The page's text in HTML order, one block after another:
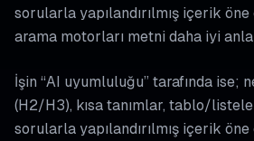
sorularla yapılandırılmış içerik
arama motorları metni daha iyi
İşin “AI uyumluluğu” tarafında ise;
(H2/H3), kısa tanımlar, tablo/
sorularla yapılandırılmış içerik